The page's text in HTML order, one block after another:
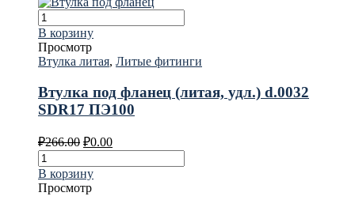
В корзину
Просмотр
Втулка литая, Литые фитинги
Втулка под фланец (литая, удл.) d.0032
SDR17 ПЭ100
₽266.00 ₽0.00
В корзину
Просмотр